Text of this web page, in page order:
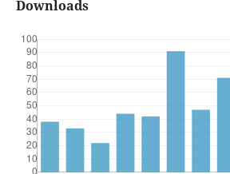
Downloads